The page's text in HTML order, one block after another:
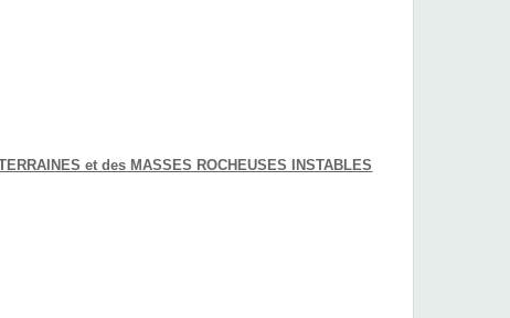
et des MASSES ROCHEUSES INSTABLES